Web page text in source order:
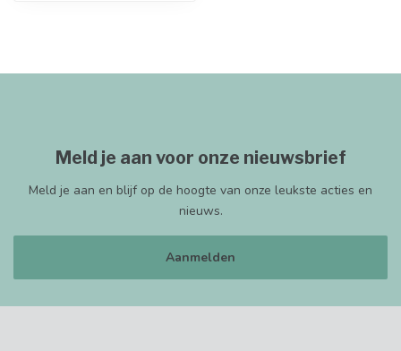
Meld je aan voor onze nieuwsbrief
Meld je aan en blijf op de hoogte van onze leukste acties en
nieuws.
Aanmelden